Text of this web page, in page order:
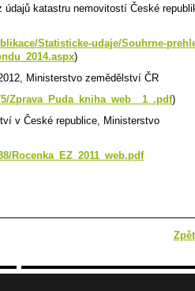
údajů katastru nemovitostí České
Statisticke-udaje/Souhrne-
)
Ministerstvo zemědělství ČR
Zprava_Puda_kniha_web__1_.pdf)
v České republice, Ministerstvo
Rocenka_EZ_2011_web.pdf
Zpět